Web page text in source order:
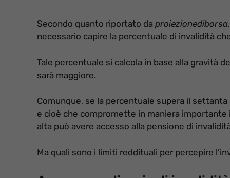
Secondo quanto riportato da
necessario capire la percentuale di invalidità
Tale percentuale si calcola in base alla gravità
sarà maggiore.
Comunque, se la percentuale supera il
e cioè che compromette in maniera
alta può avere accesso alla pensione di
Ma quali sono i limiti reddituali per percepire